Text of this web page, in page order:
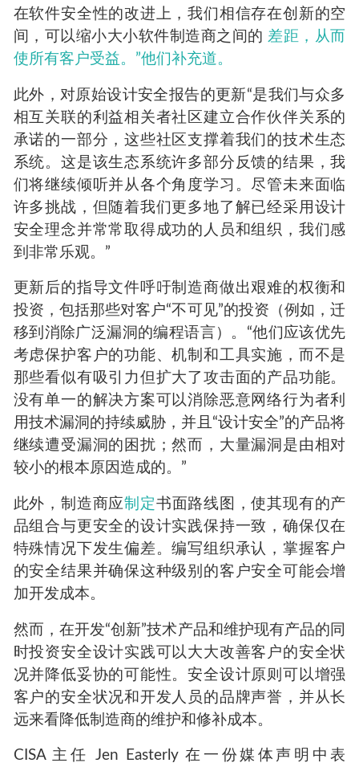
在软件安全性的改进上，我们相信存在创新的空
间，可以缩小大小软件制造商之间的 差距，从而
使所有客户受益。”他们补充道。
此外，对原始设计安全报告的更新“是我们与众多
相互关联的利益相关者社区建立合作伙伴关系的
承诺的一部分，这些社区支撑着我们的技术生态
系统。这是该生态系统许多部分反馈的结果，我
们将继续倾听并从各个角度学习。尽管未来面临
许多挑战，但随着我们更多地了解已经采用设计
安全理念并常常取得成功的人员和组织，我们感
到非常乐观。”
更新后的指导文件呼吁制造商做出艰难的权衡和
投资，包括那些对客户“不可见”的投资（例如，迁
移到消除广泛漏洞的编程语言）。“他们应该优先
考虑保护客户的功能、机制和工具实施，而不是
那些看似有吸引力但扩大了攻击面的产品功能。
没有单一的解决方案可以消除恶意网络行为者利
用技术漏洞的持续威胁，并且“设计安全”的产品将
继续遭受漏洞的困扰；然而，大量漏洞是由相对
较小的根本原因造成的。”
此外，制造商应制定书面路线图，使其现有的产
品组合与更安全的设计实践保持一致，确保仅在
特殊情况下发生偏差。编写组织承认，掌握客户
的安全结果并确保这种级别的客户安全可能会增
加开发成本。
然而，在开发“创新”技术产品和维护现有产品的同
时投资安全设计实践可以大大改善客户的安全状
况并降低妥协的可能性。安全设计原则可以增强
客户的安全状况和开发人员的品牌声誉，并从长
远来看降低制造商的维护和修补成本。
CISA 主任 Jen Easterly 在一份媒体声明中表